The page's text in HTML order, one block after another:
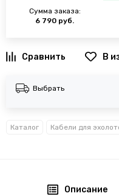
Сумма заказа:
6 790 руб.
В
Выбрать
Каталог Кабели для
Описание